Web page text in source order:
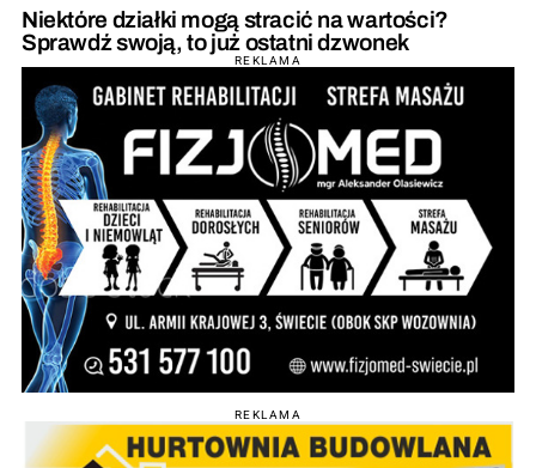
Niektóre działki mogą stracić na wartości?
Sprawdź swoją, to już ostatni dzwonek
REKLAMA
REKLAMA